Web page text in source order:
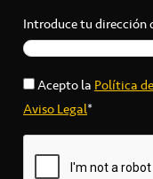
Introduce tu dirección
Acepto laPolítica
Aviso Legal*